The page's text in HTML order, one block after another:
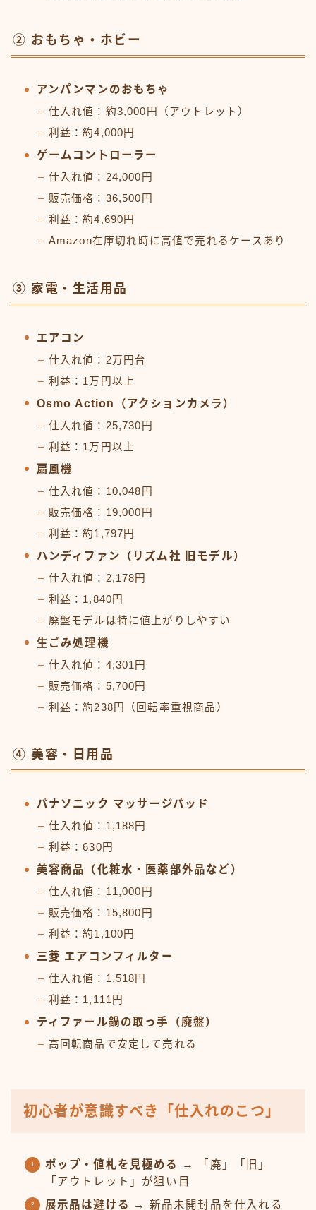
② おもちゃ・ホビー
アンパンマンのおもちゃ
仕入れ値：約3,000円（アウトレット）
利益：約4,000円
ゲームコントローラー
仕入れ値：24,000円
販売価格：36,500円
利益：約4,690円
Amazon在庫切れ時に高値で売れるケースあり
③ 家電・生活用品
エアコン
仕入れ値：2万円台
利益：1万円以上
Osmo Action（アクションカメラ）
仕入れ値：25,730円
利益：1万円以上
扇風機
仕入れ値：10,048円
販売価格：19,000円
利益：約1,797円
ハンディファン（リズム社 旧モデル）
仕入れ値：2,178円
利益：1,840円
廃盤モデルは特に値上がりしやすい
生ごみ処理機
仕入れ値：4,301円
販売価格：5,700円
利益：約238円（回転率重視商品）
④ 美容・日用品
パナソニック マッサージパッド
仕入れ値：1,188円
利益：630円
美容商品（化粧水・医薬部外品など）
仕入れ値：11,000円
販売価格：15,800円
利益：約1,100円
三菱 エアコンフィルター
仕入れ値：1,518円
利益：1,111円
ティファール鍋の取っ手（廃盤）
高回転商品で安定して売れる
初心者が意識すべき「仕入れのこつ」
ポップ・値札を見極める
→ 「廃」「旧」
「アウトレット」が狙い目
展示品は避ける
→ 新品未開封品を仕入れる